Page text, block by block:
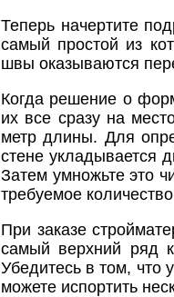
Теперь начертите
самый простой из
швы оказываются
Когда решение о
их все сразу на
метр длины. Для
стене укладывается
Затем умножьте это
требуемое
При заказе
самый верхний ряд
Убедитесь в том, что
можете испортить